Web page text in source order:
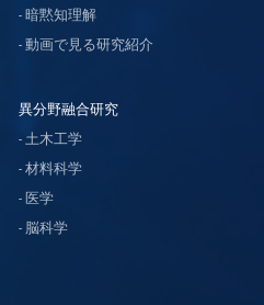
暗黙知理解
動画で見る研究紹介
異分野融合研究
土木工学
材料科学
医学
脳科学